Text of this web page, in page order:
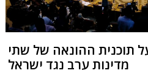
תוכנית ההונאה של שתי
מדינות ערב נגד ישראל